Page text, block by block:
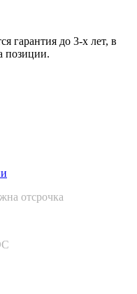
гарантия до 3-х лет, в
позиции.
отсрочка